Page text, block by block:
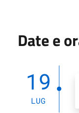
Date e
19
LUG